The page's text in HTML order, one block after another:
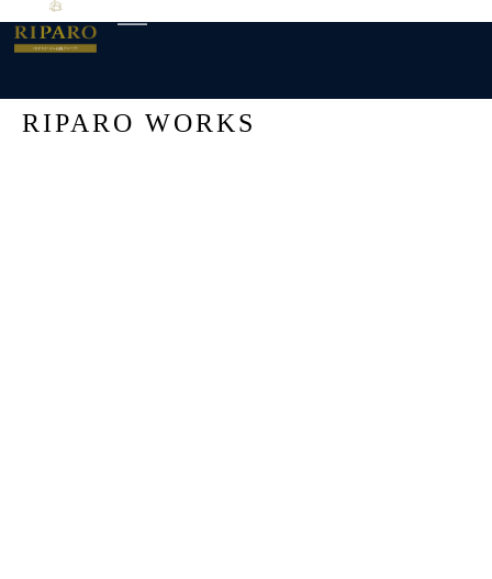
RIPARO WORKS